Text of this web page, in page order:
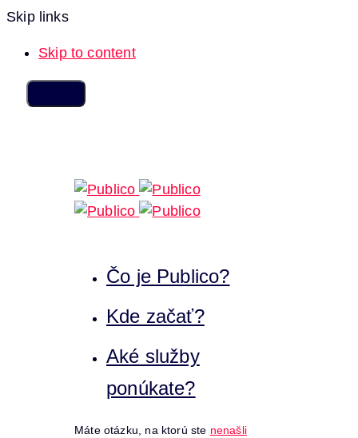
Skip links
Skip to content
Čo je Publico?
Kde začať?
Aké služby
ponúkate?
Máte otázku, na ktorú ste nenašli